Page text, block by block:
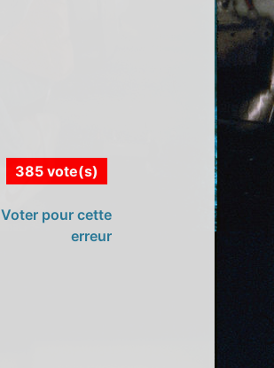
385 vote(s)
Voter pour cette
erreur